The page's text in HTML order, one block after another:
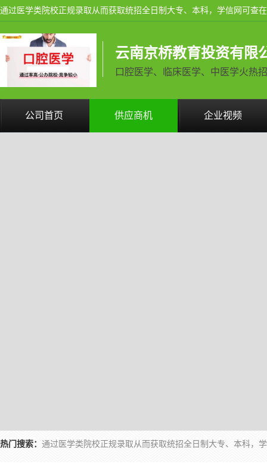
云南京桥教育投资有限
口腔医学、临床医学、中医学火热
公司首页 供应商机 企业视频
热门搜索：